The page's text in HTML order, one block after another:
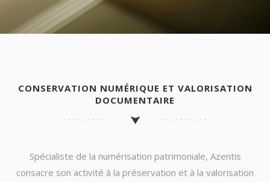
CONSERVATION NUMÉRIQUE ET VALORISATION
DOCUMENTAIRE
Spécialiste de la numérisation patrimoniale, Azentis
consacre son activité à la préservation et à la valorisation